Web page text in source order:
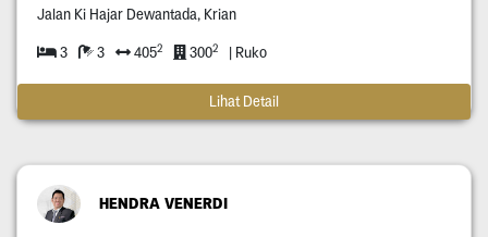
Jalan Ki Hajar Dewantada, Krian
3 3 4052 3002 | Ruko
Lihat Detail
HENDRA VENERDI